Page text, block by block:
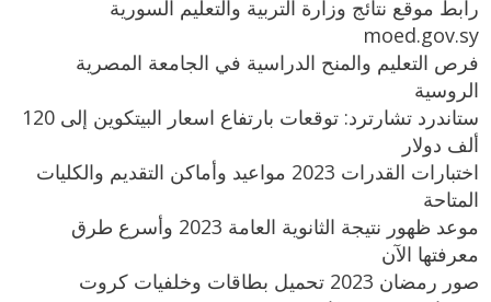
رابط موقع نتائج وزارة التربية والتعليم السورية
moed.gov.sy
فرص التعليم والمنح الدراسية في الجامعة المصرية
الروسية
ستاندرد تشارترد: توقعات بارتفاع اسعار البيتكوين إلى 120
ألف دولار
اختبارات القدرات 2023 مواعيد وأماكن التقديم والكليات
المتاحة
موعد ظهور نتيجة الثانوية العامة 2023 وأسرع طرق
معرفتها الآن
صور رمضان 2023 تحميل بطاقات وخلفيات كروت